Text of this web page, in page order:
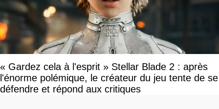
« Gardez cela à l'esprit » Stellar Blade 2 : après
l'énorme polémique, le créateur du jeu tente de se
défendre et répond aux critiques